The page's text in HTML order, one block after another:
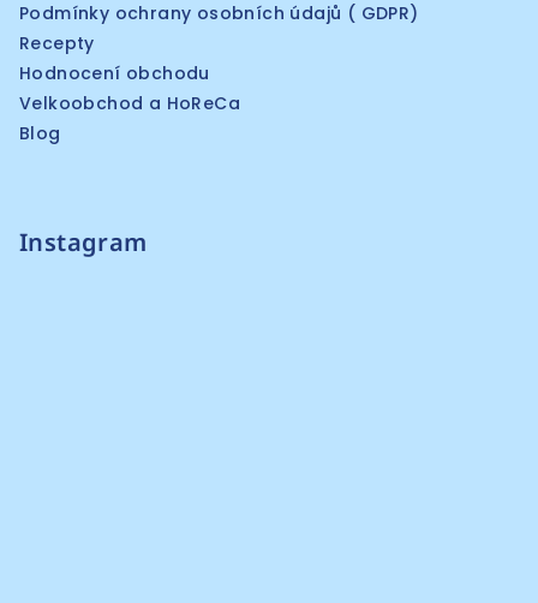
Podmínky ochrany osobních údajů ( GDPR)
Recepty
Hodnocení obchodu
Velkoobchod a HoReCa
Blog
Instagram